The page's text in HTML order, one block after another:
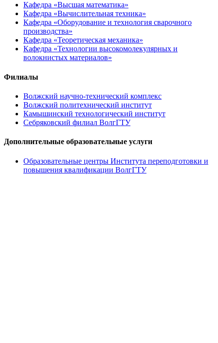
Кафедра «Высшая математика»
Кафедра «Вычислительная техника»
Кафедра «Оборудование и технология сварочного
производства»
Кафедра «Теоретическая механика»
Кафедра «Технологии высокомолекулярных и
волокнистых материалов»
Филиалы
Волжский научно-технический комплекс
Волжский политехнический институт
Камышинский технологический институт
Себряковский филиал ВолгГТУ
Дополнительные образовательные услуги
Образовательные центры Института переподготовки и
повышения квалификации ВолгГТУ